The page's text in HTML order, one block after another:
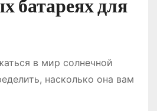
батареях для
в мир солнечной
насколько она вам